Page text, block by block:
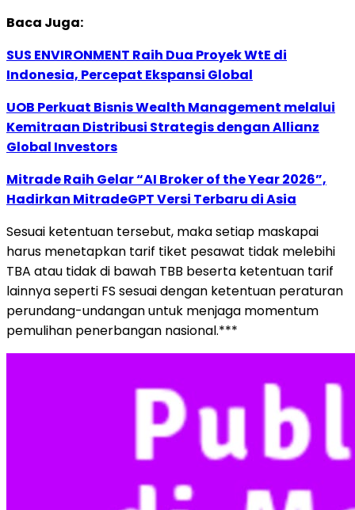
Baca Juga:
SUS ENVIRONMENT Raih Dua Proyek WtE di
Indonesia, Percepat Ekspansi Global
UOB Perkuat Bisnis Wealth Management melalui
Kemitraan Distribusi Strategis dengan Allianz
Global Investors
Mitrade Raih Gelar “AI Broker of the Year 2026”,
Hadirkan MitradeGPT Versi Terbaru di Asia
Sesuai ketentuan tersebut, maka setiap maskapai
harus menetapkan tarif tiket pesawat tidak melebihi
TBA atau tidak di bawah TBB beserta ketentuan tarif
lainnya seperti FS sesuai dengan ketentuan peraturan
perundang-undangan untuk menjaga momentum
pemulihan penerbangan nasional.***